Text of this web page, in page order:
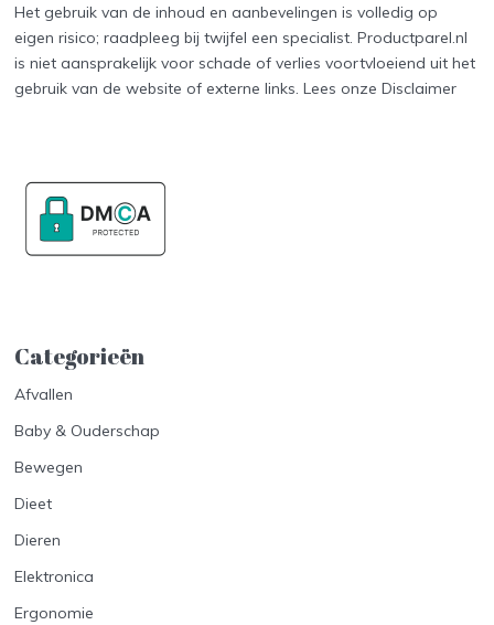
Het gebruik van de inhoud en aanbevelingen is volledig op
eigen risico; raadpleeg bij twijfel een specialist. Productparel.nl
is niet aansprakelijk voor schade of verlies voortvloeiend uit het
gebruik van de website of externe links. Lees onzeDisclaimer
Categorieën
Afvallen
Baby & Ouderschap
Bewegen
Dieet
Dieren
Elektronica
Ergonomie